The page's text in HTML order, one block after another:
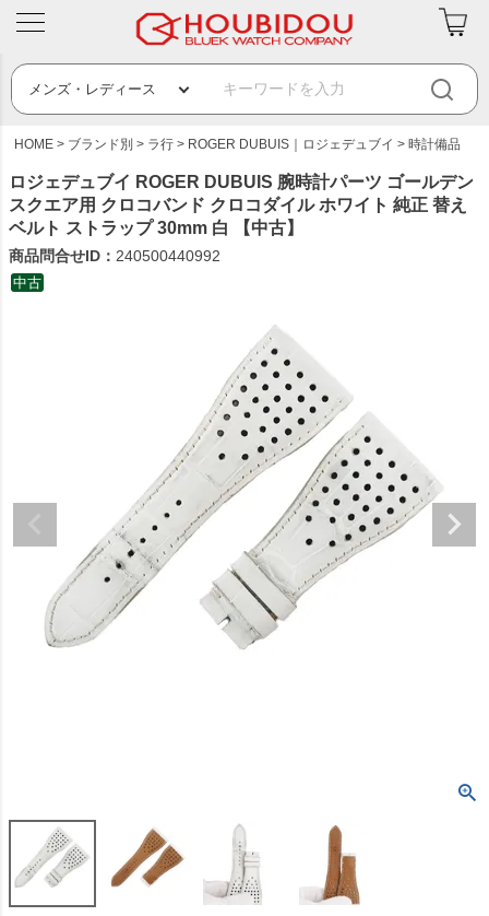
HOME ブランド別 ラ行 ROGER DUBUIS｜ロジェデュブイ 時計備品
ロジェデュブイ ROGER DUBUIS 腕時計パーツ ゴールデン
スクエア用 クロコバンド クロコダイル ホワイト 純正 替え
ベルト ストラップ 30mm 白 【中古】
商品問合せID： 240500440992
中古